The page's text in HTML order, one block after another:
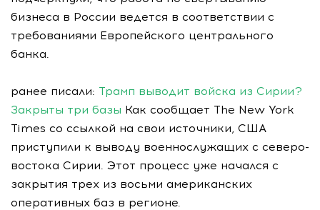
бизнеса в России ведется в соответствии с
требованиями Европейского центрального
банка.
ранее писали: Трамп выводит войска из Сирии?
Закрыты три базы Как сообщает The New York
Times со ссылкой на свои источники, США
приступили к выводу военнослужащих с северо-
востока Сирии. Этот процесс уже начался с
закрытия трех из восьми американских
оперативных баз в регионе.